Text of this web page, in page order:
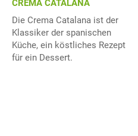
CREMA CATALANA
Die Crema Catalana ist der
Klassiker der spanischen
Küche, ein köstliches Rezept
für ein Dessert.